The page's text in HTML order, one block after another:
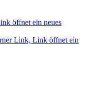
öffnet ein neues
Link, Link öffnet ein